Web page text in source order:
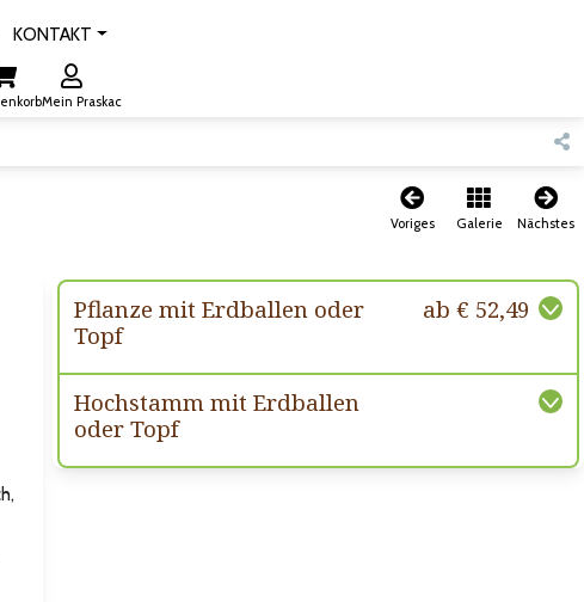
KONTAKT
Mein Praskac
Voriges Galerie Nächstes
Pflanze mit Erdballen oder
Topf
ab € 52,49
Hochstamm mit Erdballen
oder Topf